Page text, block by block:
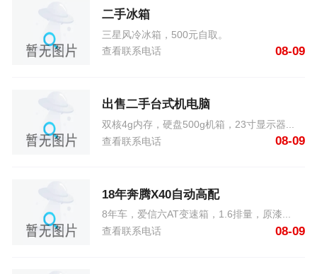
二手冰箱
三星风冷冰箱，500元自取。
查看联系电话
08-09
出售二手台式机电脑
双核4g内存，硬盘500g机箱，23寸显示器...
查看联系电话
08-09
18年奔腾X40自动高配
8年车，爱信六AT变速箱，1.6排量，原漆...
查看联系电话
08-09